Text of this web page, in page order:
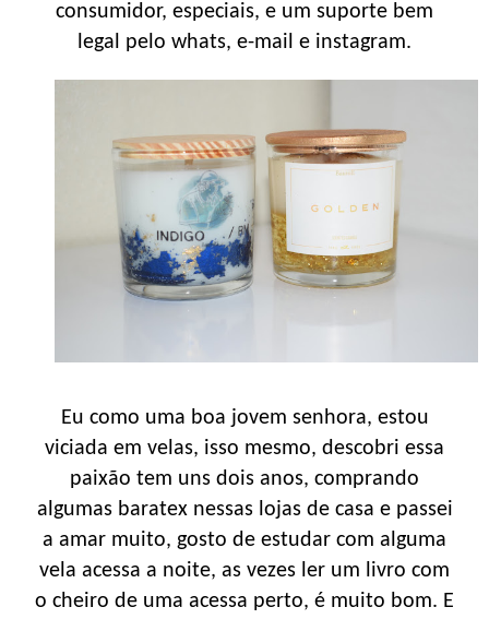
consumidor, especiais, e um suporte bem
legal pelo whats, e-mail e instagram.
Eu como uma boa jovem senhora, estou
viciada em velas, isso mesmo, descobri essa
paixão tem uns dois anos, comprando
algumas baratex nessas lojas de casa e passei
a amar muito, gosto de estudar com alguma
vela acessa a noite, as vezes ler um livro com
o cheiro de uma acessa perto, é muito bom. E